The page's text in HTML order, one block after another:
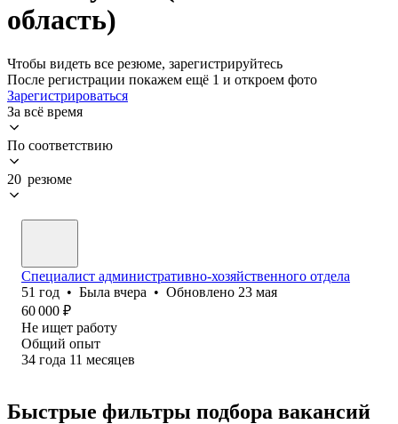
область)
Чтобы видеть все резюме, зарегистрируйтесь
После регистрации покажем ещё 1 и откроем фото
Зарегистрироваться
За всё время
По соответствию
20 резюме
Специалист административно-хозяйственного отдела
51 год • Была вчера • Обновлено 23 мая
60 000 ₽
Не ищет работу
Общий опыт
34 года 11 месяцев
Быстрые фильтры подбора вакансий